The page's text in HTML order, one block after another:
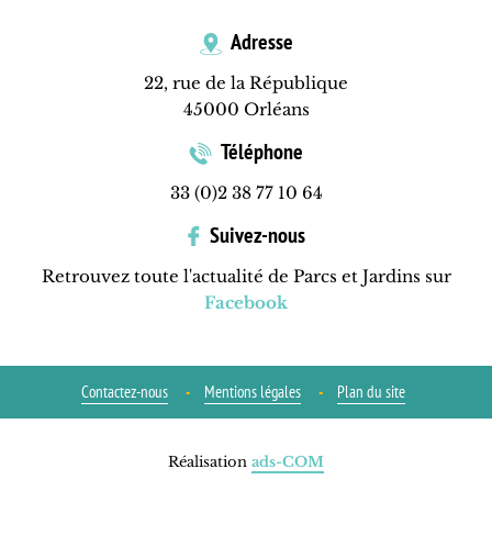
Adresse
22, rue de la République
45000 Orléans
Téléphone
33 (0)2 38 77 10 64
Suivez-nous
Retrouvez toute l'actualité de Parcs et Jardins sur
Facebook
Contactez-nous Mentions légales Plan du site
Réalisation ads-COM